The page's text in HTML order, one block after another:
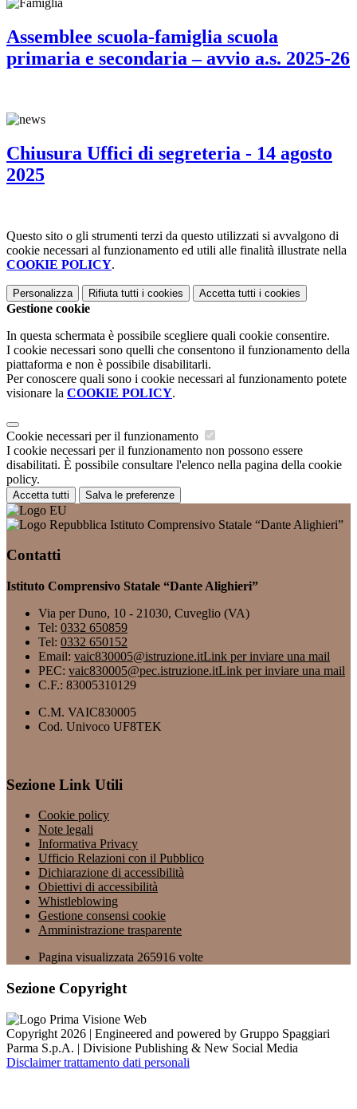
Assemblee scuola-famiglia scuola
primaria e secondaria – avvio a.s. 2025-26
Chiusura Uffici di segreteria - 14 agosto
2025
Questo sito o gli strumenti terzi da questo utilizzati si avvalgono di
cookie necessari al funzionamento ed utili alle finalità illustrate nella
COOKIE POLICY.
Personalizza Rifiuta tutti i cookies Accetta tutti i cookies
Gestione cookie
In questa schermata è possibile scegliere quali cookie consentire.
I cookie necessari sono quelli che consentono il funzionamento della
piattaforma e non è possibile disabilitarli.
Per conoscere quali sono i cookie necessari al funzionamento potete
visionare la COOKIE POLICY.
Cookie necessari per il funzionamento
I cookie necessari per il funzionamento non possono essere
disabilitati. È possibile consultare l'elenco nella pagina della cookie
policy.
Accetta tutti Salva le preferenze
Istituto Comprensivo Statale “Dante Alighieri”
Contatti
Istituto Comprensivo Statale “Dante Alighieri”
Via per Duno, 10 - 21030, Cuveglio (VA)
Tel: 0332 650859
Tel: 0332 650152
Email: vaic830005@istruzione.itLink per inviare una mail
PEC: vaic830005@pec.istruzione.itLink per inviare una mail
C.F.: 83005310129
C.M. VAIC830005
Cod. Univoco UF8TEK
Sezione Link Utili
Cookie policy
Note legali
Informativa Privacy
Ufficio Relazioni con il Pubblico
Dichiarazione di accessibilità
Obiettivi di accessibilità
Whistleblowing
Gestione consensi cookie
Amministrazione trasparente
Pagina visualizzata 265916 volte
Sezione Copyright
Copyright 2026 | Engineered and powered by Gruppo Spaggiari
Parma S.p.A. | Divisione Publishing & New Social Media
Disclaimer trattamento dati personali